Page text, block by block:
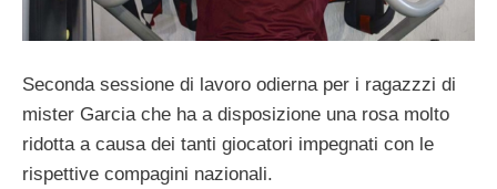
Seconda sessione di lavoro odierna per i ragazzzi di
mister Garcia che ha a disposizione una rosa molto
ridotta a causa dei tanti giocatori impegnati con le
rispettive compagini nazionali.